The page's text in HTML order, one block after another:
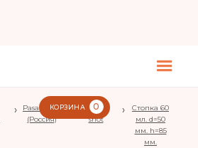
КОРЗИНА 0
›
Pasabahce
(Россия)
›
Boston
shot
›
Стопка 60
мл. d=50
мм. h=85
мм.